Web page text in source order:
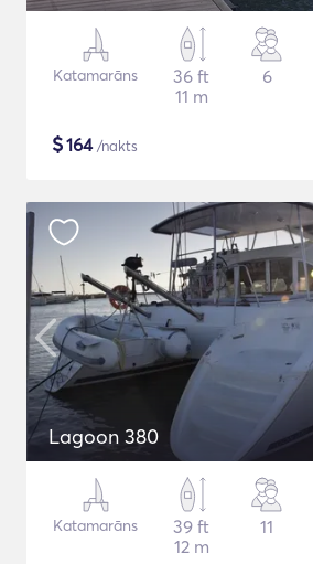
Katamarāns
36 ft
11 m
6
$164/nakts
Lagoon 380
Katamarāns
39 ft
12 m
11